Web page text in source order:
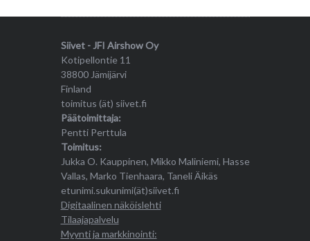
Siivet - JFI Airshow Oy
Kotipellontie 11
38800 Jämijärvi
Finland
toimitus (ät) siivet.fi
Päätoimittaja:
Pentti Perttula
Toimitus:
Jukka O. Kauppinen, Mikko Maliniemi, Hasse
Vallas, Marko Tienhaara, Taneli Äikäs
etunimi.sukunimi(ät)siivet.fi
Digitaalinen näköislehti
Tilaajapalvelu
Myynti ja markkinointi: